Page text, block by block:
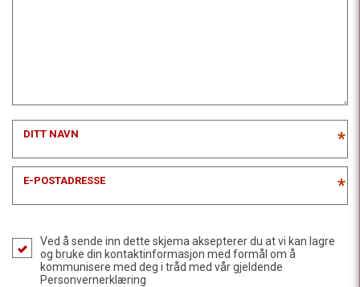
DITT NAVN *
E-POSTADRESSE *
Ved å sende inn dette skjema aksepterer du at vi kan lagre
og bruke din kontaktinformasjon med formål om å
kommunisere med deg i tråd med vår gjeldende
Personvernerklæring